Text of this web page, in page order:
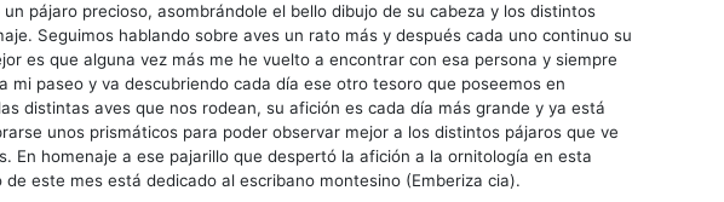
pájaro precioso, asombrándole el bello dibujo de su cabeza y los distintos
Seguimos hablando sobre aves un rato más y después cada uno continuo su
es que alguna vez más me he vuelto a encontrar con esa persona y siempre
mi paseo y va descubriendo cada día ese otro tesoro que poseemos en
distintas aves que nos rodean, su afición es cada día más grande y ya está
unos prismáticos para poder observar mejor a los distintos pájaros que ve
En homenaje a ese pajarillo que despertó la afición a la ornitología en esta
de este mes está dedicado al escribano montesino (Emberiza cia).